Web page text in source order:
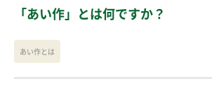
「あい作」とは何ですか？
あい作とは